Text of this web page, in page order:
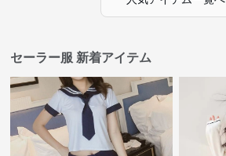
セーラー服 新着アイテム